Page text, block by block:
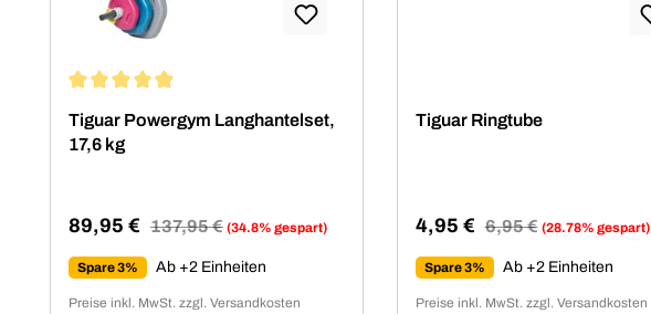
Tiguar Powergym Langhantelset,
17,6 kg
Verkaufspreis:
89,95 € Regulärer Preis:
137,95 € (34.8% gespart)
Spare 3% Ab +2 Einheiten
Preise inkl. MwSt. zzgl. Versandkosten
Tiguar Ringtube
Verkaufspreis:
4,95 € Regulärer Preis:
6,95 € (28.78% gespart)
Spare 3% Ab +2 Einheiten
Preise inkl. MwSt. zzgl. Versandkosten